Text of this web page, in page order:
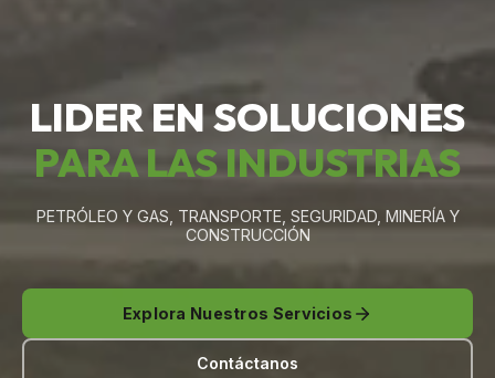
LIDER EN SOLUCIONES
PARA LAS INDUSTRIAS
PETRÓLEO Y GAS, TRANSPORTE, SEGURIDAD, MINERÍA Y
CONSTRUCCIÓN
Explora Nuestros Servicios
Contáctanos